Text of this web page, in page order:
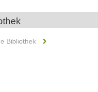
Bibliothek